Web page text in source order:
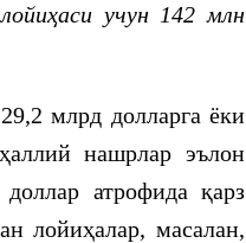
учун 142 млн
млрд долларга ёки
нашрлар эълон
атрофида қарз
лойиҳалар, масалан,